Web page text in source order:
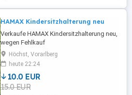
HAMAX Kindersitzhalterung neu
Verkaufe HAMAX Kindersitzhalterung neu,
wegen Fehlkauf
Höchst, Vorarlberg
heute 22:24
10.0 EUR
15.0 EUR